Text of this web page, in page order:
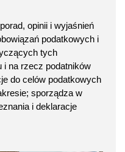
opinii i wyjaśnień
podatkowych i
tych
i na rzecz podatników
do celów podatkowych
sporządza w
i deklaracje